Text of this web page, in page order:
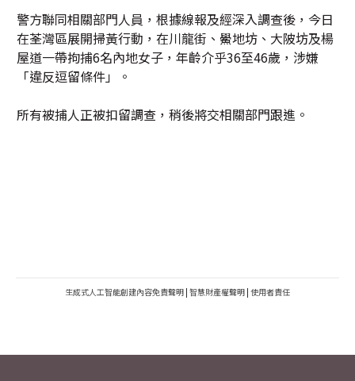
警方聯同相關部門人員，根據線報及經深入調查後，今日
在荃灣區展開掃黃行動，在川龍街、鱟地坊、大陂坊及楊
屋道一帶拘捕6名內地女子，年齡介乎36至46歲，涉嫌
「違反逗留條件」。
所有被捕人正被扣留調查，稍後將交相關部門跟進。
生成式人工智能創建內容免責聲明 | 智慧財產權聲明 | 使用者責任